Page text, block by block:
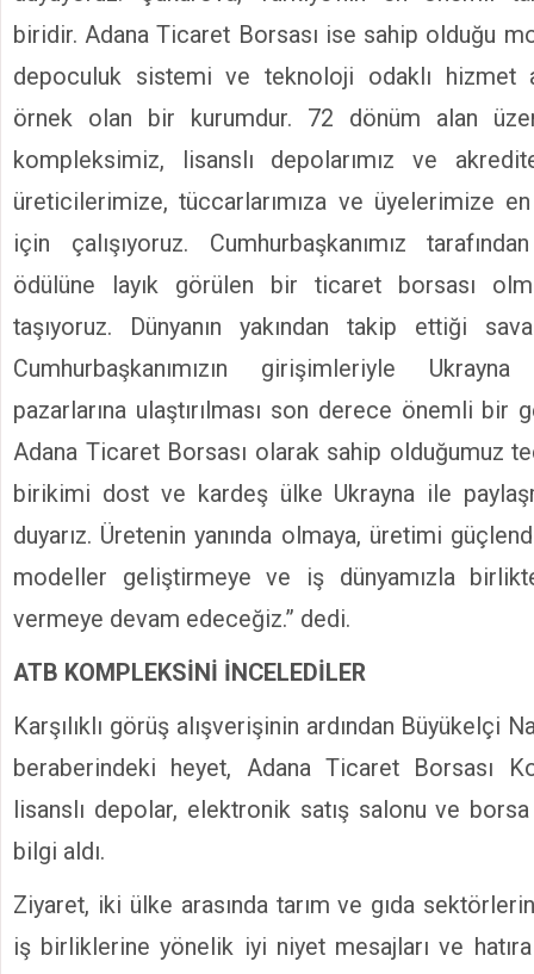
biridir. Adana Ticaret Borsası ise sahip olduğu
depoculuk sistemi ve teknoloji odaklı hizmet
örnek olan bir kurumdur. 72 dönüm alan
kompleksimiz, lisanslı depolarımız ve
üreticilerimize, tüccarlarımıza ve üyelerimize
için çalışıyoruz. Cumhurbaşkanımız
ödülüne layık görülen bir ticaret borsası
taşıyoruz. Dünyanın yakından takip ettiği
Cumhurbaşkanımızın girişimleriyle
pazarlarına ulaştırılması son derece önemli bir
Adana Ticaret Borsası olarak sahip olduğumuz
birikimi dost ve kardeş ülke Ukrayna ile
duyarız. Üretenin yanında olmaya, üretimi
modeller geliştirmeye ve iş dünyamızla
vermeye devam edeceğiz.” dedi.
ATB KOMPLEKSİNİ İNCELEDİLER
Karşılıklı görüş alışverişinin ardından Büyükelçi
beraberindeki heyet, Adana Ticaret Borsası
lisanslı depolar, elektronik satış salonu ve
bilgi aldı.
Ziyaret, iki ülke arasında tarım ve gıda
iş birliklerine yönelik iyi niyet mesajları ve